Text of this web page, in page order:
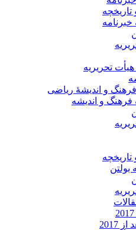
تاریخچه
خبرنامه
تحریریه
و اندیشۀ ریاضی
فرهنگ و اندیشه
تاریخچه
بولتن
2017